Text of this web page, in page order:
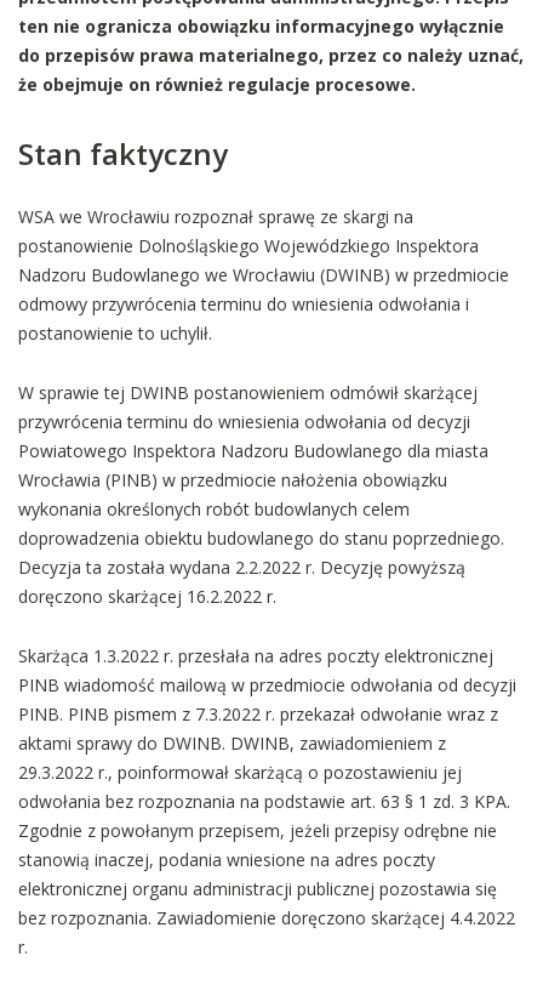
ten nie ogranicza obowiązku informacyjnego wyłącznie
do przepisów prawa materialnego, przez co należy uznać,
że obejmuje on również regulacje procesowe.
Stan faktyczny
WSA we Wrocławiu rozpoznał sprawę ze skargi na
postanowienie Dolnośląskiego Wojewódzkiego Inspektora
Nadzoru Budowlanego we Wrocławiu (DWINB) w przedmiocie
odmowy przywrócenia terminu do wniesienia odwołania i
postanowienie to uchylił.
W sprawie tej DWINB postanowieniem odmówił skarżącej
przywrócenia terminu do wniesienia odwołania od decyzji
Powiatowego Inspektora Nadzoru Budowlanego dla miasta
Wrocławia (PINB) w przedmiocie nałożenia obowiązku
wykonania określonych robót budowlanych celem
doprowadzenia obiektu budowlanego do stanu poprzedniego.
Decyzja ta została wydana 2.2.2022 r. Decyzję powyższą
doręczono skarżącej 16.2.2022 r.
Skarżąca 1.3.2022 r. przesłała na adres poczty elektronicznej
PINB wiadomość mailową w przedmiocie odwołania od decyzji
PINB. PINB pismem z 7.3.2022 r. przekazał odwołanie wraz z
aktami sprawy do DWINB. DWINB, zawiadomieniem z
29.3.2022 r., poinformował skarżącą o pozostawieniu jej
odwołania bez rozpoznania na podstawie art. 63 § 1 zd. 3 KPA.
Zgodnie z powołanym przepisem, jeżeli przepisy odrębne nie
stanowią inaczej, podania wniesione na adres poczty
elektronicznej organu administracji publicznej pozostawia się
bez rozpoznania. Zawiadomienie doręczono skarżącej 4.4.2022
r.